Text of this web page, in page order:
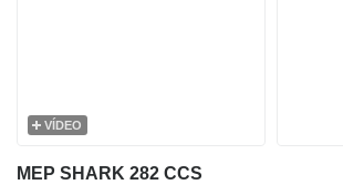
VÍDEO
MEP SHARK 282 CCS